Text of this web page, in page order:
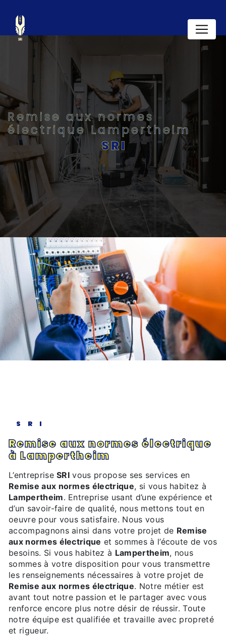
Remise aux normes
électrique Lampertheim
SRI
SRI
Remise aux normes électrique
à Lampertheim
L’entrepriseSRI vous propose ses services en
Remise aux normes électrique, si vous habitez à
Lampertheim. Entreprise usant d’une expérience et
d’un savoir-faire de qualité, nous mettons tout en
oeuvre pour vous satisfaire. Nous vous
accompagnons ainsi dans votre projet de Remise
aux normes électrique et sommes à l’écoute de vos
besoins. Si vous habitez à Lampertheim, nous
sommes à votre disposition pour vous transmettre
les renseignements nécessaires à votre projet de
Remise aux normes électrique. Notre métier est
avant tout notre passion et le partager avec vous
renforce encore plus notre désir de réussir. Toute
notre équipe est qualifiée et travaille avec propreté
et rigueur.